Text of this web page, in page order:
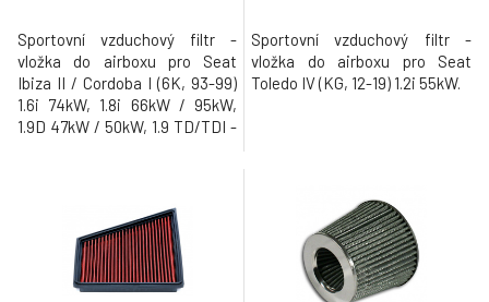
Sportovní vzduchový filtr -
vložka do airboxu pro Seat
Ibiza II / Cordoba I (6K, 93-99)
1.6i 74kW, 1.8i 66kW / 95kW,
1.9D 47kW / 50kW, 1.9 TD/TDI -
Sportovní vzduchový filtr -
vložka do airboxu pro Seat
Toledo IV (KG, 12-19) 1.2i 55kW.